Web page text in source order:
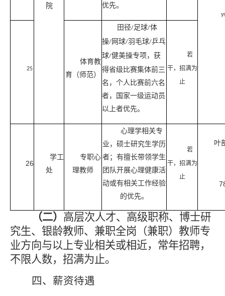
院 优先。
25
体育教
育（师范）
田径/ 足球/体
操/ 网球/羽毛球/乒乓
球/健美操专项，获
得省级比赛集体前三
名，个人比赛前六名
者，国家一级运动员
以上者优先。
若
干，招满为
止
26
学工
处
专职心
理教师
心理学相关专
业，硕士研究生学历
者；有擅长带领学生
团队开展心理健康活
动或有相关工作经验
的优先。
若
干，招满为
止
叶
（二） 高层次人才、 高级职称、 博士研
究生、银龄教师、兼职全岗 （兼职）教师专
业方向与以上专业相关或相近，常年招聘，
不限人数， 招满为止。
四、 薪资待遇